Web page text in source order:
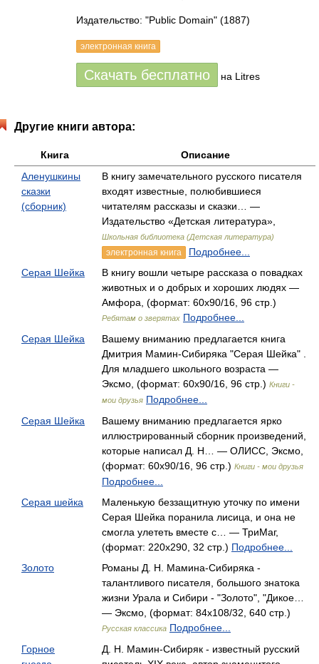
Издательство: "Public Domain" (1887)
электронная книга
Скачать бесплатно на Litres
Другие книги автора:
Книга
Описание
Аленушкины
сказки
(сборник)
В книгу замечательного русского писателя
входят известные, полюбившиеся
читателям рассказы и сказки… —
Издательство «Детская литература»,
Школьная библиотека (Детская литература)
электронная книга
Подробнее...
Серая Шейка
В книгу вошли четыре рассказа о повадках
животных и о добрых и хороших людях —
Амфора, (формат: 60x90/16, 96 стр.)
Ребятам о зверятах Подробнее...
Серая Шейка
Вашему вниманию предлагается книга
Дмитрия Мамин-Сибиряка "Серая Шейка" .
Для младшего школьного возраста —
Эксмо, (формат: 60x90/16, 96 стр.) Книги -
мои друзья Подробнее...
Серая Шейка
Вашему вниманию предлагается ярко
иллюстрированный сборник произведений,
которые написал Д. Н… — ОЛИСС, Эксмо,
(формат: 60x90/16, 96 стр.) Книги - мои друзья
Подробнее...
Серая шейка
Маленькую беззащитную уточку по имени
Серая Шейка поранила лисица, и она не
смогла улететь вместе с… — ТриМаг,
(формат: 220x290, 32 стр.) Подробнее...
Золото
Романы Д. Н. Мамина-Сибиряка -
талантливого писателя, большого знатока
жизни Урала и Сибири - "Золото", "Дикое…
— Эксмо, (формат: 84x108/32, 640 стр.)
Русская классика Подробнее...
Горное
Д. Н. Мамин-Сибиряк - известный русский